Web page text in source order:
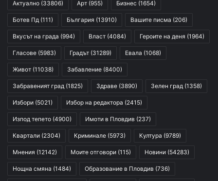
Актуално (33806) Арт (955) Бизнес (1654)
Ботев Пд (111) България (13910) Вашите писма (206)
Вкусът на града (994) Власт (4084) Героите на деня (1964)
Гласове (5983) Градът (31289) Евала (1068)
Живот (11038) Забавление (8400)
Забравеният град (1825) Здраве (3890) Зелен град (1358)
Избори (5021) Избор на редактора (2415)
Изпод тепето (4900) Имоти в Пловдив (237)
Квартали (2304) Криминале (5973) Култура (9789)
Мнения (12142) Моите отговори (115) Новини (54283)
Нощна смяна (1484) Образование в Пловдив (736)